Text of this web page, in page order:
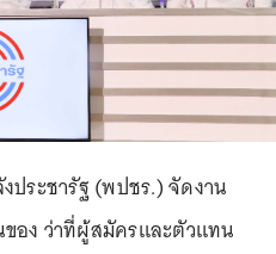
ระชารัฐ (พปชร.) จัดงาน
อง ว่าที่ผู้สมัครและตัวแทน